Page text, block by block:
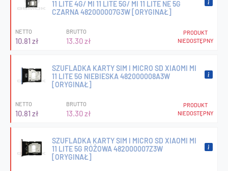
11 LITE 4G/ MI 11 LITE 5G/ MI 11 LITE NE 5G
CZARNA 482000007G3W [ORYGINAŁ]
NETTO
10.81 zł
BRUTTO
13.30 zł
PRODUKT
NIEDOSTĘPNY
SZUFLADKA KARTY SIM I MICRO SD XIAOMI MI
11 LITE 5G NIEBIESKA 482000008A3W
[ORYGINAŁ]
NETTO
10.81 zł
BRUTTO
13.30 zł
PRODUKT
NIEDOSTĘPNY
SZUFLADKA KARTY SIM I MICRO SD XIAOMI MI
11 LITE 5G RÓŻOWA 482000007Z3W
[ORYGINAŁ]